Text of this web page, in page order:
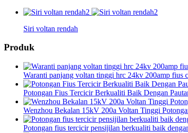
Siri voltan rendah
Produk
Waranti panjang voltan tinggi hrc 24kv 200amp fius
Potongan Fius Tercicir Berkualiti Baik Dengan
Wenzhou Bekalan 15kV 200a Voltan Tinggi
Potongan fius tercicir pensijilan berkualiti baik